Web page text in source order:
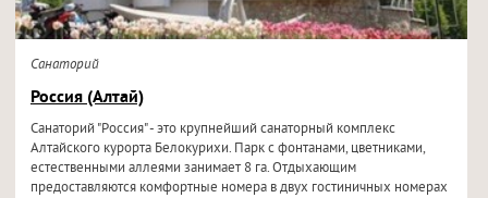
Санаторий
Россия (Алтай)
Санаторий "Россия" - это крупнейший санаторный комплекс
Алтайского курорта Белокурихи. Парк с фонтанами, цветниками,
естественными аллеями занимает 8 га. Отдыхающим
предоставляются комфортные номера в двух гостиничных номерах